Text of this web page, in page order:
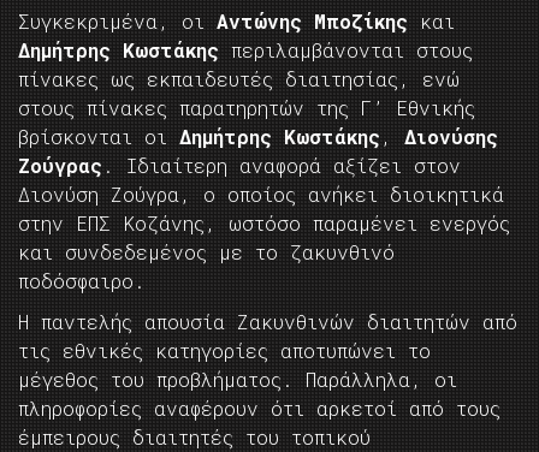
Συγκεκριμένα, οι Αντώνης Μποζίκης και
Δημήτρης Κωστάκης περιλαμβάνονται στους
πίνακες ως εκπαιδευτές διαιτησίας, ενώ
στους πίνακες παρατηρητών της Γ’ Εθνικής
βρίσκονται οι Δημήτρης Κωστάκης , Διονύσης
Ζούγρας . Ιδιαίτερη αναφορά αξίζει στον
Διονύση Ζούγρα, ο οποίος ανήκει διοικητικά
στην ΕΠΣ Κοζάνης, ωστόσο παραμένει ενεργός
και συνδεδεμένος με το ζακυνθινό
ποδόσφαιρο.
Η παντελής απουσία Ζακυνθινών διαιτητών από
τις εθνικές κατηγορίες αποτυπώνει το
μέγεθος του προβλήματος. Παράλληλα, οι
πληροφορίες αναφέρουν ότι αρκετοί από τους
έμπειρους διαιτητές του τοπικού